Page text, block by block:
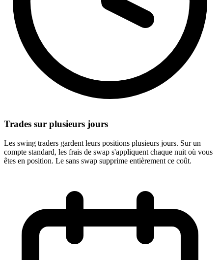
Trades sur plusieurs jours
Les swing traders gardent leurs positions plusieurs jours. Sur un
compte standard, les frais de swap s'appliquent chaque nuit où vous
êtes en position. Le sans swap supprime entièrement ce coût.